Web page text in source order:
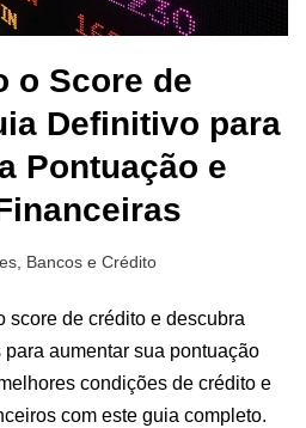
o Score de
Definitivo para
Pontuação e
Bancos e Crédito
score de crédito e descubra
aumentar sua pontuação
condições de crédito e
com este guia completo.